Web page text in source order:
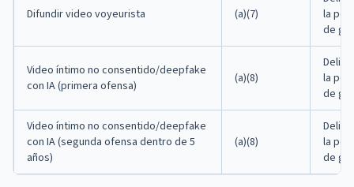
Difundir video voyeurista (a)(7)
la
de
Video íntimo no consentido/deepfake
con IA (primera ofensa)
(a)(8)
Delito
la
de
Video íntimo no consentido/deepfake
con IA (segunda ofensa dentro de 5
años)
(a)(8)
Delito
la
de